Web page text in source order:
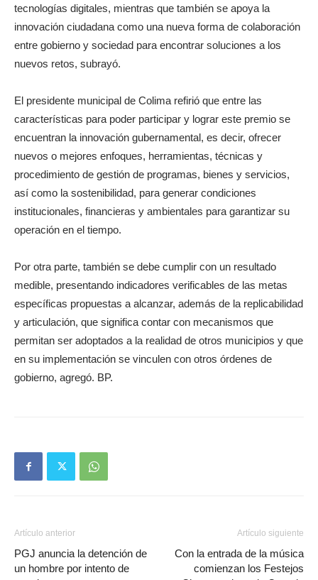
tecnologías digitales, mientras que también se apoya la
innovación ciudadana como una nueva forma de colaboración
entre gobierno y sociedad para encontrar soluciones a los
nuevos retos, subrayó.
El presidente municipal de Colima refirió que entre las
características para poder participar y lograr este premio se
encuentran la innovación gubernamental, es decir, ofrecer
nuevos o mejores enfoques, herramientas, técnicas y
procedimiento de gestión de programas, bienes y servicios,
así como la sostenibilidad, para generar condiciones
institucionales, financieras y ambientales para garantizar su
operación en el tiempo.
Por otra parte, también se debe cumplir con un resultado
medible, presentando indicadores verificables de las metas
específicas propuestas a alcanzar, además de la replicabilidad
y articulación, que significa contar con mecanismos que
permitan ser adoptados a la realidad de otros municipios y que
en su implementación se vinculen con otros órdenes de
gobierno, agregó. BP.
Artículo anterior
PGJ anuncia la detención de
un hombre por intento de
Artículo siguiente
Con la entrada de la música
comienzan los Festejos